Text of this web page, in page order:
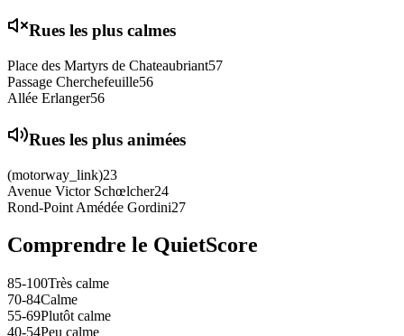
Rues les plus calmes
Place des Martyrs de Chateaubriant57
Passage Cherchefeuille56
Allée Erlanger56
Rues les plus animées
(motorway_link)23
Avenue Victor Schœlcher24
Rond-Point Amédée Gordini27
Comprendre le QuietScore
85-100Très calme
70-84Calme
55-69Plutôt calme
40-54Peu calme